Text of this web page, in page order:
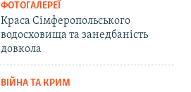
ФОТОГАЛЕРЕЇ
Краса Сімферопольського
водосховища та занедбаність
довкола
ВІЙНА ТА КРИМ